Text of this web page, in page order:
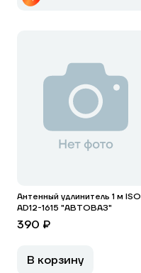
Антенный удлинитель 1 м ISO
AD12-1615 "АВТОВАЗ"
390 ₽
В корзину